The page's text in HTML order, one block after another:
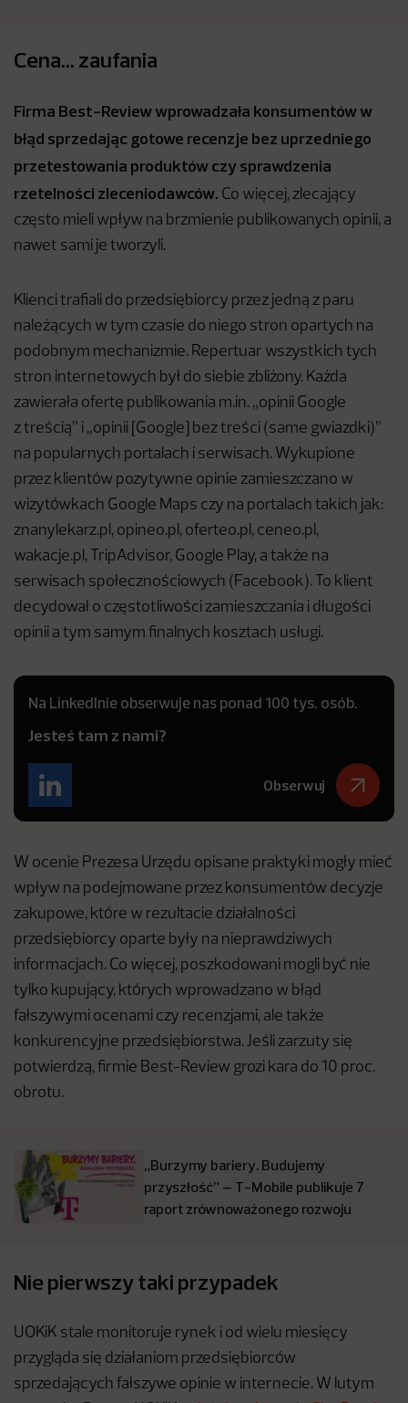
Cena… zaufania
Firma Best-Review wprowadzała konsumentów w
błąd sprzedając gotowe recenzje bez uprzedniego
przetestowania produktów czy sprawdzenia
rzetelności zleceniodawców. Co więcej, zlecający
często mieli wpływ na brzmienie publikowanych opinii, a
nawet sami je tworzyli.
Klienci trafiali do przedsiębiorcy przez jedną z paru
należących w tym czasie do niego stron opartych na
podobnym mechanizmie. Repertuar wszystkich tych
stron internetowych był do siebie zbliżony. Każda
zawierała ofertę publikowania m.in. „opinii Google
z treścią” i „opinii [Google] bez treści (same gwiazdki)”
na popularnych portalach i serwisach. Wykupione
przez klientów pozytywne opinie zamieszczano w
wizytówkach Google Maps czy na portalach takich jak:
znanylekarz.pl, opineo.pl, oferteo.pl, ceneo.pl,
wakacje.pl, TripAdvisor, Google Play, a także na
serwisach społecznościowych (Facebook). To klient
decydował o częstotliwości zamieszczania i długości
opinii a tym samym finalnych kosztach usługi.
Na LinkedInie obserwuje nas ponad 100 tys. osób.
Jesteś tam z nami?
Obserwuj
W ocenie Prezesa Urzędu opisane praktyki mogły mieć
wpływ na podejmowane przez konsumentów decyzje
zakupowe, które w rezultacie działalności
przedsiębiorcy oparte były na nieprawdziwych
informacjach. Co więcej, poszkodowani mogli być nie
tylko kupujący, których wprowadzano w błąd
fałszywymi ocenami czy recenzjami, ale także
konkurencyjne przedsiębiorstwa. Jeśli zarzuty się
potwierdzą, firmie Best-Review grozi kara do 10 proc.
obrotu.
„Burzymy bariery. Budujemy
przyszłość” – T-Mobile publikuje 7
raport zrównoważonego rozwoju
Nie pierwszy taki przypadek
UOKiK stale monitoruje rynek i od wielu miesięcy
przygląda się działaniom przedsiębiorców
sprzedających fałszywe opinie w internecie. W lutym